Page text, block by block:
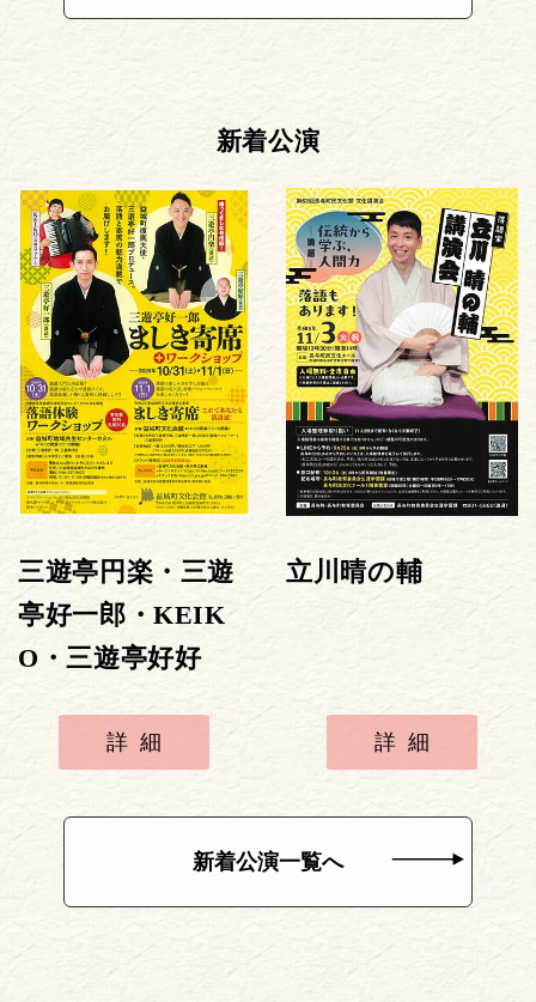
新着公演
三遊亭円楽・三遊
亭好一郎・KEIK
O・三遊亭好好
詳細
立川晴の輔
詳細
新着公演一覧へ